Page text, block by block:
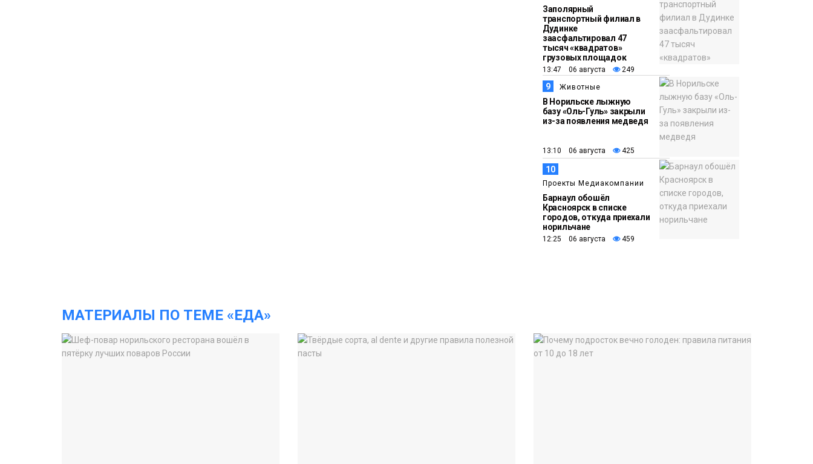
Заполярный
транспортный филиал в
Дудинке
заасфальтировал 47
тысяч «квадратов»
грузовых площадок
13:47 06 августа 249
9 Животные
В Норильске лыжную
базу «Оль-Гуль» закрыли
из-за появления медведя
13:10 06 августа 425
10
Проекты Медиакомпании
Барнаул обошёл
Красноярск в списке
городов, откуда приехали
норильчане
12:25 06 августа 459
МАТЕРИАЛЫ ПО ТЕМЕ «ЕДА»